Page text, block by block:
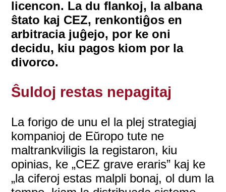
licencon. La du flankoj, la albana
ŝtato kaj CEZ, renkontiĝos en
arbitracia juĝejo, por ke oni
decidu, kiu pagos kiom por la
divorco.
Ŝuldoj restas nepagitaj
La forigo de unu el la plej strategiaj
kompanioj de Eŭropo tute ne
maltrankviligis la registaron, kiu
opinias, ke „CEZ grave eraris” kaj ke
„la ciferoj estas malpli bonaj, ol dum la